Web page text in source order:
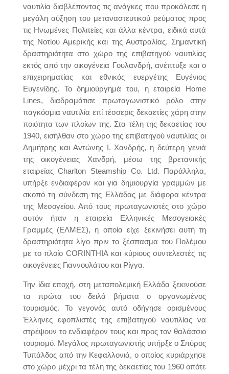
ναυτιλία διαβλέποντας τις ανάγκες που προκάλεσε η
μεγάλη αύξηση του μεταναστευτικού ρεύματος προς
τις Ηνωμένες Πολιτείες και άλλα κέντρα, ειδικά αυτά
της Νοτίου Αμερικής και της Αυστραλίας. Σημαντική
δραστηριότητα στο χώρο της επιβατηγού ναυτιλίας
εκτός από την οικογένεια Γουλανδρή, ανέπτυξε και ο
επιχειρηματίας και εθνικός ευεργέτης Ευγένιος
Ευγενίδης. Το δημιούργημά του, η εταιρεία Home
Lines, διαδραμάτισε πρωταγωνιστικό ρόλο στην
παγκόσμια ναυτιλία επί τέσσερις δεκαετίες χάρη στην
ποιότητα των πλοίων της. Στα τέλη της δεκαετίας του
1940, εισήλθαν στο χώρο της επιβατηγού ναυτιλίας οι
Δημήτρης και Αντώνης Ι. Χανδρής, η δεύτερη γενιά
της οικογένειας Χανδρή, μέσω της βρετανικής
εταιρείας Charlton Steamship Co. Ltd. Παράλληλα,
υπήρξε ενδιαφέρον και για δημιουργία γραμμών με
σκοπό τη σύνδεση της Ελλάδας με διάφορα κέντρα
της Μεσογείου. Από τους πρωταγωνιστές στο χώρο
αυτόν ήταν η εταιρεία Ελληνικές Μεσογειακές
Γραμμές (ΕΛΜΕΣ), η οποία είχε ξεκινήσει αυτή τη
δραστηριότητα λίγο πριν το ξέσπασμα του Πολέμου
με το πλοίο CORINTHIA και κύριους συντελεστές τις
οικογένειες Γιαννουλάτου και Ρίγγα.
Την ίδια εποχή, στη μεταπολεμική Ελλάδα ξεκινούσε
τα πρώτα του δειλά βήματα ο οργανωμένος
τουρισμός. Το γεγονός αυτό οδήγησε ορισμένους
Έλληνες εφοπλιστές της επιβατηγού ναυτιλίας να
στρέψουν το ενδιαφέρον τους και προς τον θαλάσσιο
τουρισμό. Μεγάλος πρωταγωνιστής υπήρξε ο Σπύρος
Τυπάλδος από την Κεφαλλονιά, ο οποίος κυριάρχησε
στο χώρο μέχρι τα τέλη της δεκαετίας του 1960 οπότε